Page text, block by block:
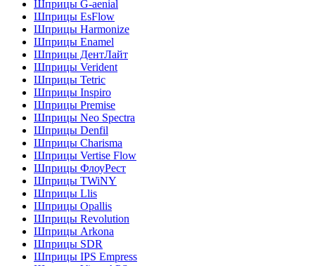
Шприцы G-aenial
Шприцы EsFlow
Шприцы Harmonize
Шприцы Enamel
Шприцы ДентЛайт
Шприцы Verident
Шприцы Tetric
Шприцы Inspiro
Шприцы Premise
Шприцы Neo Spectra
Шприцы Denfil
Шприцы Charisma
Шприцы Vertise Flow
Шприцы ФлоуРест
Шприцы TWiNY
Шприцы Llis
Шприцы Opallis
Шприцы Revolution
Шприцы Arkona
Шприцы SDR
Шприцы IPS Empress